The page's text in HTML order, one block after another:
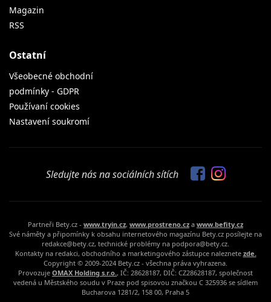
Magazin
RSS
Ostatní
Všeobecné obchodní
podmínky - GDPR
Používaní cookies
Nastavení soukromí
Sledujte nás na sociálních sítích
Partneři Bety.cz - www.tryin.cz, www.prostreno.cz a www.befity.cz
Své náměty a připomínky k obsahu internetového magazínu Bety.cz posílejte na
redakce@bety.cz, technické problémy na podpora@bety.cz.
Kontakty na redakci, obchodního a marketingového zástupce naleznete zde.
Copyright © 2009-2024 Bety.cz - všechna práva vyhrazena.
Provozuje OMAX Holding s.r.o., IČ: 28628187, DIČ: CZ28628187, společnost
vedená u Městského soudu v Praze pod spisovou značkou C 325936 se sídlem
Bucharova 1281/2, 158 00, Praha 5